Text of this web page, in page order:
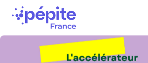
Navigation
principale